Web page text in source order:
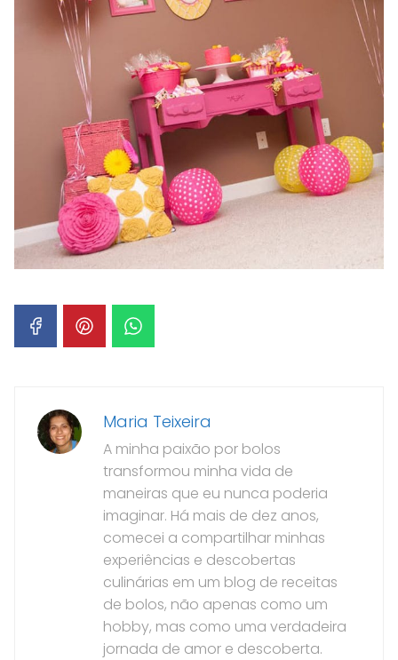
Maria Teixeira
A minha paixão por bolos
transformou minha vida de
maneiras que eu nunca poderia
imaginar. Há mais de dez anos,
comecei a compartilhar minhas
experiências e descobertas
culinárias em um blog de receitas
de bolos, não apenas como um
hobby, mas como uma verdadeira
jornada de amor e descoberta.